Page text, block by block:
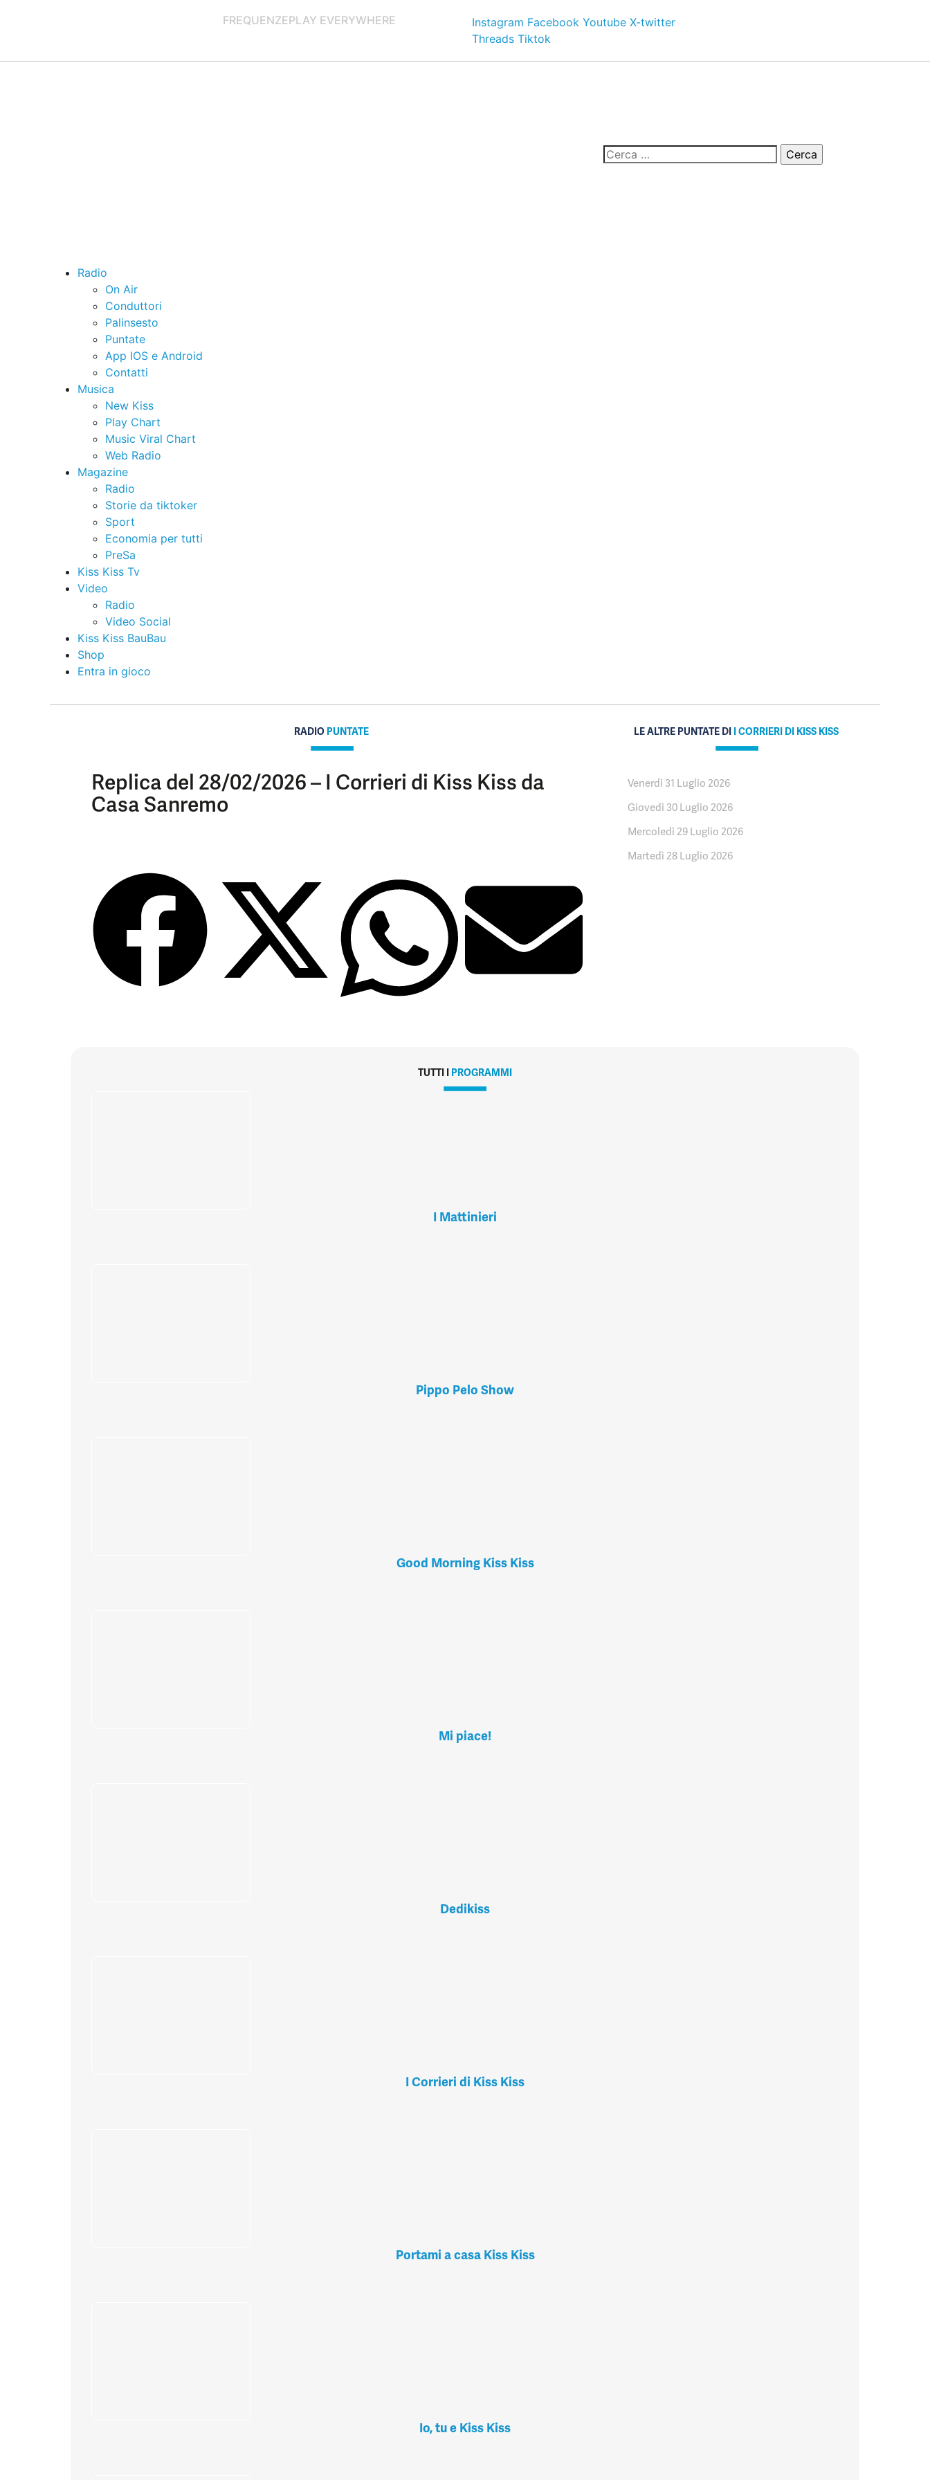
FREQUENZEPLAY EVERYWHERE Instagram Facebook Youtube X-twitter
Threads Tiktok
Radio
On Air
Conduttori
Palinsesto
Puntate
App IOS e Android
Contatti
Musica
New Kiss
Play Chart
Music Viral Chart
Web Radio
Magazine
Radio
Storie da tiktoker
Sport
Economia per tutti
PreSa
Kiss Kiss Tv
Video
Radio
Video Social
Kiss Kiss BauBau
Shop
Entra in gioco
RADIO PUNTATE
Replica del 28/02/2026 – I Corrieri di Kiss Kiss da
Casa Sanremo
LE ALTRE PUNTATE DI I CORRIERI DI KISS KISS
Venerdì 31 Luglio 2026
Giovedì 30 Luglio 2026
Mercoledì 29 Luglio 2026
Martedì 28 Luglio 2026
TUTTI I PROGRAMMI
I Mattinieri
Pippo Pelo Show
Good Morning Kiss Kiss
Mi piace!
Dedikiss
I Corrieri di Kiss Kiss
Portami a casa Kiss Kiss
Io, tu e Kiss Kiss